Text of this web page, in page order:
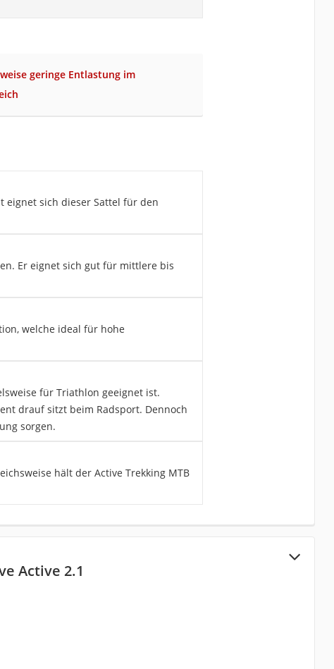
geringe Entlastung im
eignet sich dieser Sattel für den
Er eignet sich gut für mittlere bis
welche ideal für hohe
für Triathlon geeignet ist.
drauf sitzt beim Radsport. Dennoch
sorgen.
hält der Active Trekking MTB
Active 2.1